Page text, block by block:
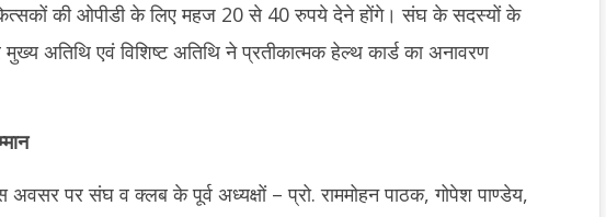
की ओपीडी के लिए महज 20 से 40 रुपये देने होंगे। संघ के सदस्यों के
अतिथि एवं विशिष्ट अतिथि ने प्रतीकात्मक हेल्थ कार्ड का अनावरण
पर संघ व क्लब के पूर्व अध्यक्षों – प्रो. राममोहन पाठक, गोपेश पाण्डेय,